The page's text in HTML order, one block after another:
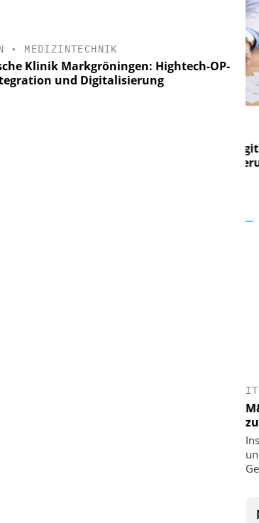
• MEDIZINTECHNIK
Klinik Markgröningen: Hightech-OP-
und Digitalisierung
Personalmanagement: Von digitaler
Ordnung zur KI-fähigen Steuerung
IT